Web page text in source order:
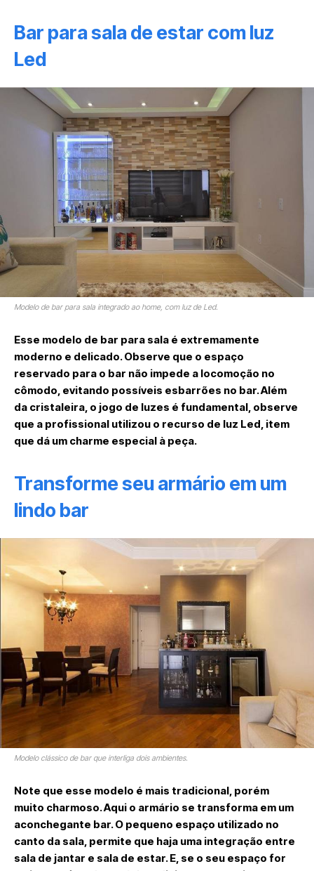
Bar para sala de estar com luz
Led
Modelo de bar para sala integrado ao home, com luz de Led.
Esse modelo de bar para sala é extremamente
moderno e delicado. Observe que o espaço
reservado para o bar não impede a locomoção no
cômodo, evitando possíveis esbarrões no bar. Além
da cristaleira, o jogo de luzes é fundamental, observe
que a profissional utilizou o recurso de luz Led, item
que dá um charme especial à peça.
Transforme seu armário em um
lindo bar
Modelo clássico de bar que interliga dois ambientes.
Note que esse modelo é mais tradicional, porém
muito charmoso. Aqui o armário se transforma em um
aconchegante bar. O pequeno espaço utilizado no
canto da sala, permite que haja uma integração entre
sala de jantar e sala de estar. E, se o seu espaço for